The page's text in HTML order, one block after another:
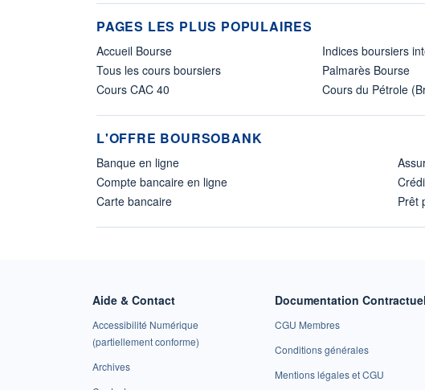
PAGES LES PLUS POPULAIRES
Accueil Bourse
Tous les cours boursiers
Cours CAC 40
Indices boursiers
Palmarès Bourse
Cours du Pétrole
L'OFFRE BOURSOBANK
Banque en ligne
Compte bancaire en ligne
Carte bancaire
Prêt
Aide & Contact
Accessibilité Numérique
(partiellement conforme)
Archives
Documentation
CGU Membres
Conditions générales
Mentions légales et CGU